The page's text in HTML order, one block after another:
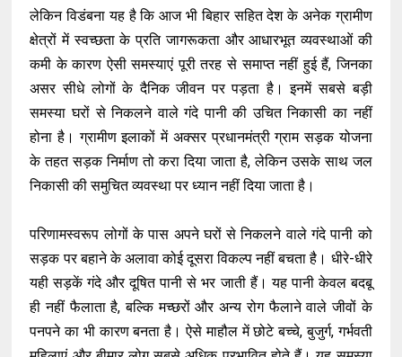
लेकिन विडंबना यह है कि आज भी बिहार सहित देश के अनेक ग्रामीण
क्षेत्रों में स्वच्छता के प्रति जागरूकता और आधारभूत व्यवस्थाओं की
कमी के कारण ऐसी समस्याएं पूरी तरह से समाप्त नहीं हुई हैं, जिनका
असर सीधे लोगों के दैनिक जीवन पर पड़ता है। इनमें सबसे बड़ी
समस्या घरों से निकलने वाले गंदे पानी की उचित निकासी का नहीं
होना है। ग्रामीण इलाकों में अक्सर प्रधानमंत्री ग्राम सड़क योजना
के तहत सड़क निर्माण तो करा दिया जाता है, लेकिन उसके साथ जल
निकासी की समुचित व्यवस्था पर ध्यान नहीं दिया जाता है।
परिणामस्वरूप लोगों के पास अपने घरों से निकलने वाले गंदे पानी को
सड़क पर बहाने के अलावा कोई दूसरा विकल्प नहीं बचता है। धीरे-धीरे
यही सड़कें गंदे और दूषित पानी से भर जाती हैं। यह पानी केवल बदबू
ही नहीं फैलाता है, बल्कि मच्छरों और अन्य रोग फैलाने वाले जीवों के
पनपने का भी कारण बनता है। ऐसे माहौल में छोटे बच्चे, बुजुर्ग, गर्भवती